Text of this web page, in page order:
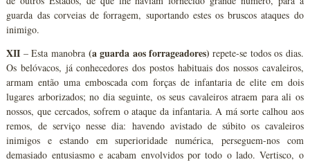
guarda das corveias de forragem, suportando estes os bruscos ataques do
inimigo.
XII – Esta manobra (a guarda aos forrageadores) repete-se todos os dias.
Os belóvacos, já conhecedores dos postos habituais dos nossos cavaleiros,
armam então uma emboscada com forças de infantaria de elite em dois
lugares arborizados; no dia seguinte, os seus cavaleiros atraem para ali os
nossos, que cercados, sofrem o ataque da infantaria. A má sorte calhou aos
remos, de serviço nesse dia: havendo avistado de súbito os cavaleiros
inimigos e estando em superioridade numérica, perseguem-nos com
demasiado entusiasmo e acabam envolvidos por todo o lado. Vertisco, o